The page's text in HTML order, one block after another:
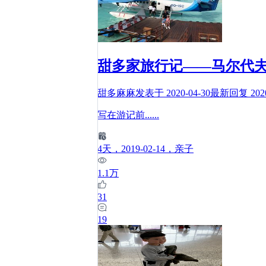
甜多家旅行记——马尔代
甜多麻麻发表于 2020-04-30最新回复
写在游记前......
4天 ，2019-02-14 ，亲子
1.1万
31
19